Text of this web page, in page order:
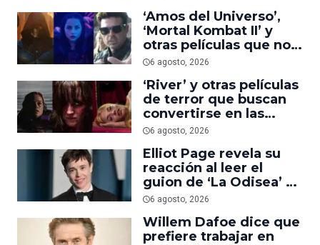
‘Amos del Universo’,
‘Mortal Kombat II’ y
otras películas que no
dominaron la taquilla
streaming
6 agosto, 2026
‘River’ y otras películas
de terror que buscan
convertirse en las
nuevas ‘Obsession’ y
6 agosto, 2026
Elliot Page revela su
reacción al leer el
guion de ‘La Odisea’ y
elogia la forma de
Nolan
6 agosto, 2026
Willem Dafoe dice que
prefiere trabajar en